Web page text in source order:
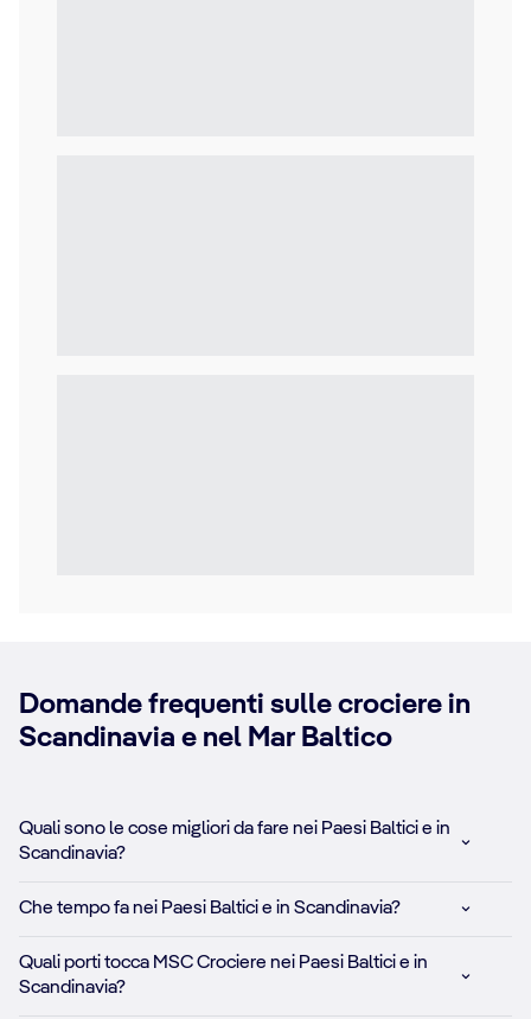
Domande frequenti sulle crociere in
Scandinavia e nel Mar Baltico
Quali sono le cose migliori da fare nei Paesi Baltici e in
Scandinavia?
Che tempo fa nei Paesi Baltici e in Scandinavia?
Quali porti tocca MSC Crociere nei Paesi Baltici e in
Scandinavia?